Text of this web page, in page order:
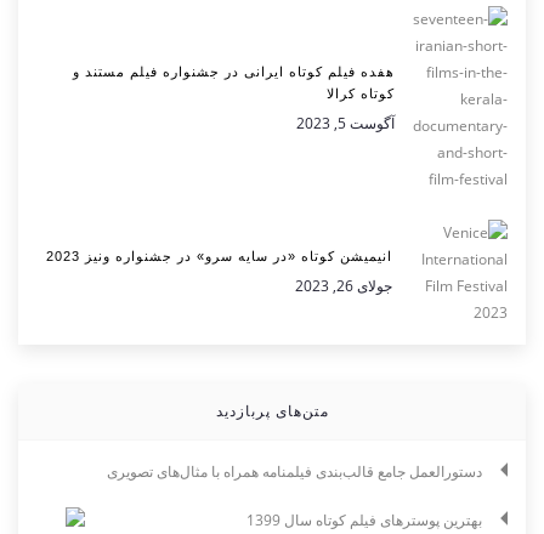
هفده فیلم کوتاه ایرانی در جشنواره فیلم مستند و
کوتاه کرالا
آگوست 5, 2023
انیمیشن کوتاه «در سایه سرو» در جشنواره ونیز 2023
جولای 26, 2023
متن‌های پربازدید
دستورالعمل جامع قالب‌بندی فیلمنامه همراه با مثال‌های تصویری
بهترین پوسترهای فیلم کوتاه سال 1399